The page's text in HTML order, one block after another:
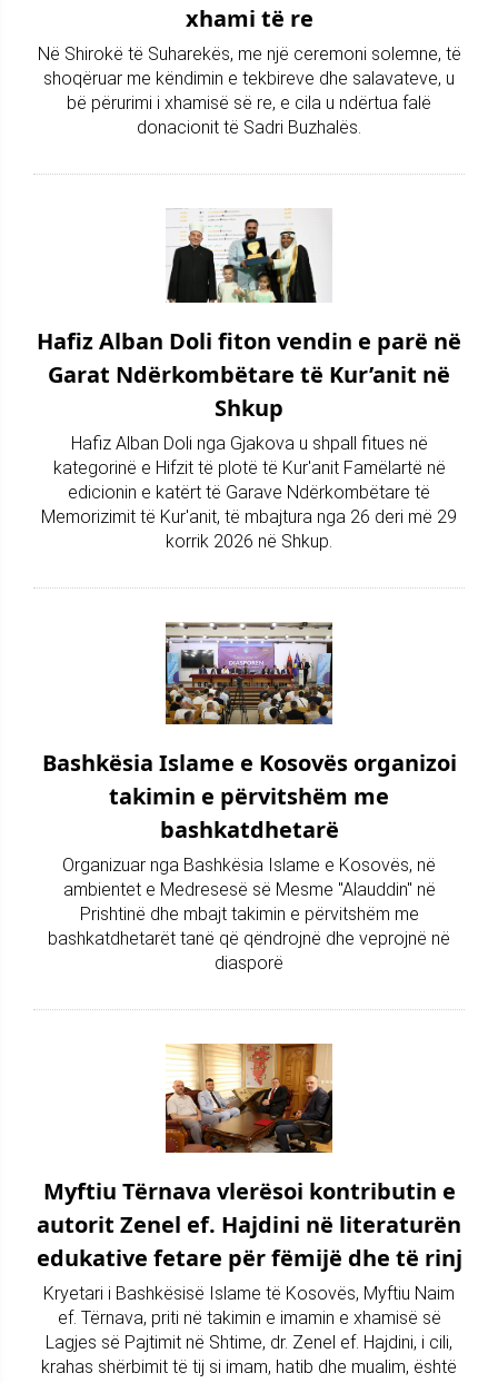
xhami të re
Në Shirokë të Suharekës, me një ceremoni solemne, të
shoqëruar me këndimin e tekbireve dhe salavateve, u
bë përurimi i xhamisë së re, e cila u ndërtua falë
donacionit të Sadri Buzhalës.
Hafiz Alban Doli fiton vendin e parë në
Garat Ndërkombëtare të Kur’anit në
Shkup
Hafiz Alban Doli nga Gjakova u shpall fitues në
kategorinë e Hifzit të plotë të Kur'anit Famëlartë në
edicionin e katërt të Garave Ndërkombëtare të
Memorizimit të Kur'anit, të mbajtura nga 26 deri më 29
korrik 2026 në Shkup.
Bashkësia Islame e Kosovës organizoi
takimin e përvitshëm me
bashkatdhetarë
Organizuar nga Bashkësia Islame e Kosovës, në
ambientet e Medresesë së Mesme "Alauddin" në
Prishtinë dhe mbajt takimin e përvitshëm me
bashkatdhetarët tanë që qëndrojnë dhe veprojnë në
diasporë
Myftiu Tërnava vlerësoi kontributin e
autorit Zenel ef. Hajdini në literaturën
edukative fetare për fëmijë dhe të rinj
Kryetari i Bashkësisë Islame të Kosovës, Myftiu Naim
ef. Tërnava, priti në takimin e imamin e xhamisë së
Lagjes së Pajtimit në Shtime, dr. Zenel ef. Hajdini, i cili,
krahas shërbimit të tij si imam, hatib dhe mualim, është